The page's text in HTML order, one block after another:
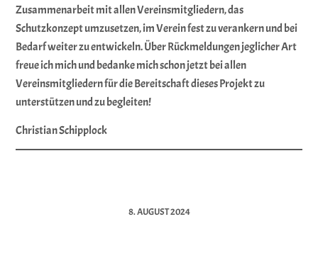
Zusammenarbeit mit allen Vereinsmitgliedern, das
Schutzkonzept umzusetzen, im Verein fest zu verankern und bei
Bedarf weiter zu entwickeln. Über Rückmeldungen jeglicher Art
freue ich mich und bedanke mich schon jetzt bei allen
Vereinsmitgliedern für die Bereitschaft dieses Projekt zu
unterstützen und zu begleiten!
Christian Schipplock
8. AUGUST 2024